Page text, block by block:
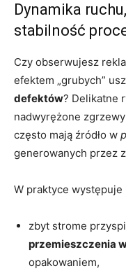
Dynamika
stabilność
Czy obserwujesz
efektem „grubych”
defektów? Delikatne
nadwyrężone
często mają źródło w
generowanych przez
W praktyce występuje
zbyt strome
przemieszczenia
opakowaniem,